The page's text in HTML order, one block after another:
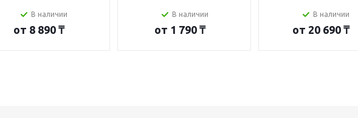
В наличии
от 8 890 ₸
В наличии
от 1 790 ₸
В наличии
от 20 690 ₸